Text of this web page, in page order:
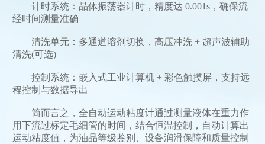
计时系统：晶体振荡器计时，精度达 0.001s，确保流
经时间测量准确
清洗单元：多通道溶剂切换，高压冲洗 + 超声波辅助
清洗(可选)
控制系统：嵌入式工业计算机 + 彩色触摸屏，支持远
程控制与数据导出
简而言之，全自动运动粘度计通过测量液体在重力作
用下流过标定毛细管的时间，结合恒温控制，自动计算出
运动粘度值，为油品等级鉴别、设备润滑保障和质量控制